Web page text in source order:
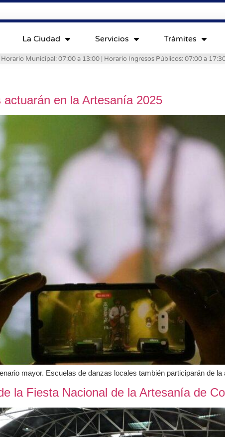
La Ciudad Servicios Trámites
Horario Municipal: 07:00 a 13:00 | Horario Ingresos Públicos: 07:00 a
en la Artesanía 2025
mayor. Escuelas de danzas locales también participarán de la
la Fiesta Nacional de la Artesanía de